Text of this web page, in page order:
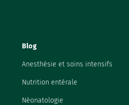
Blog
Anesthésie et soins intensifs
Nutrition entérale
Néonatologie